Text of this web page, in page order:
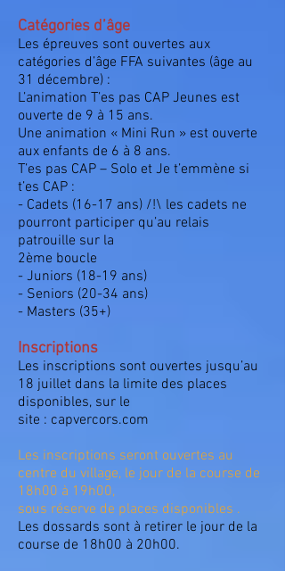
Catégories d’âge
Les épreuves sont ouvertes aux
catégories d’âge FFA suivantes (âge au
31 décembre) :
L’animation T’es pas CAP Jeunes est
ouverte de 9 à 15 ans.
Une animation « Mini Run » est ouverte
aux enfants de 6 à 8 ans.
T’es pas CAP – Solo et Je t’emmène si
t’es CAP :
- Cadets (16-17 ans) /!\ les cadets ne
pourront participer qu’au relais
patrouille sur la
2ème boucle
- Juniors (18-19 ans)
- Seniors (20-34 ans)
- Masters (35+)
Inscriptions
Les inscriptions sont ouvertes jusqu’au
18 juillet dans la limite des places
disponibles, sur le
site : capvercors.com
Les inscriptions seront ouvertes au
centre du village, le jour de la course de
18h00 à 19h00,
sous réserve de places disponibles .
Les dossards sont à retirer le jour de la
course de 18h00 à 20h00.